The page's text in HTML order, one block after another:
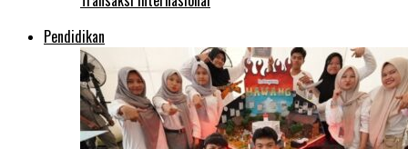
Pendidikan